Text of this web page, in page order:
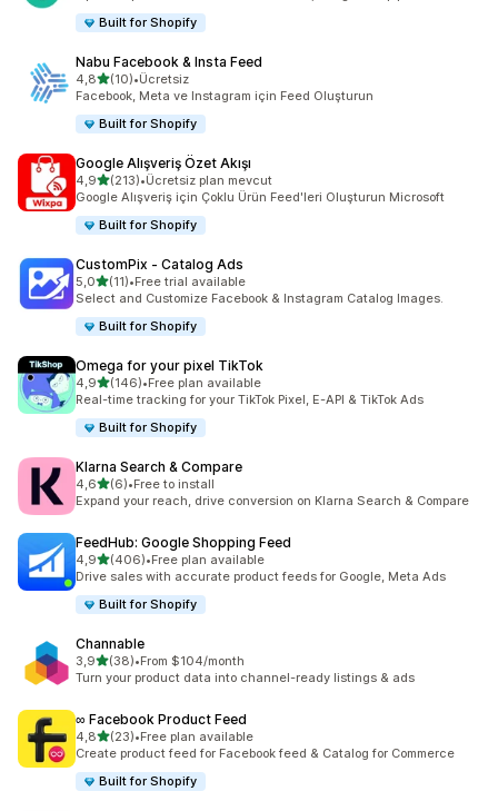
Built for Shopify
Nabu Facebook & Insta Feed
4,85 yıldız üzerinden
(10)
toplam 10 değerlendirme
•Ücretsiz
Facebook, Meta ve Instagram için Feed Oluşturun
Built for Shopify
Google Alışveriş Özet Akışı
4,95 yıldız üzerinden
(213)
toplam 213 değerlendirme
•Ücretsiz plan mevcut
Google Alışveriş için Çoklu Ürün Feed'leri Oluşturun Microsoft
Built for Shopify
CustomPix ‑ Catalog Ads
5,05 yıldız üzerinden
(11)
toplam 11 değerlendirme
•Free trial available
Select and Customize Facebook & Instagram Catalog Images.
Built for Shopify
Omega for your pixel TikTok
4,95 yıldız üzerinden
(146)
toplam 146 değerlendirme
•Free plan available
Real-time tracking for your TikTok Pixel, E-API & TikTok Ads
Built for Shopify
Klarna Search & Compare
4,65 yıldız üzerinden
(6)
toplam 6 değerlendirme
•Free to install
Expand your reach, drive conversion on Klarna Search & Compare
FeedHub: Google Shopping Feed
4,95 yıldız üzerinden
(406)
toplam 406 değerlendirme
•Free plan available
Drive sales with accurate product feeds for Google, Meta Ads
Built for Shopify
Channable
3,95 yıldız üzerinden
(38)
toplam 38 değerlendirme
•From $104/month
Turn your product data into channel-ready listings & ads
∞ Facebook Product Feed
4,85 yıldız üzerinden
(23)
toplam 23 değerlendirme
•Free plan available
Create product feed for Facebook feed & Catalog for Commerce
Built for Shopify